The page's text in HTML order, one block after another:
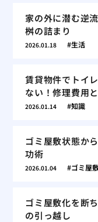
家の外に潜む逆
桝の詰まり
2026.01.18 生活
賃貸物件でトイ
ない！修理費用
2026.01.14 知識
ゴミ屋敷状態か
功術
2026.01.04 ゴミ屋
ゴミ屋敷化を断
の引っ越し